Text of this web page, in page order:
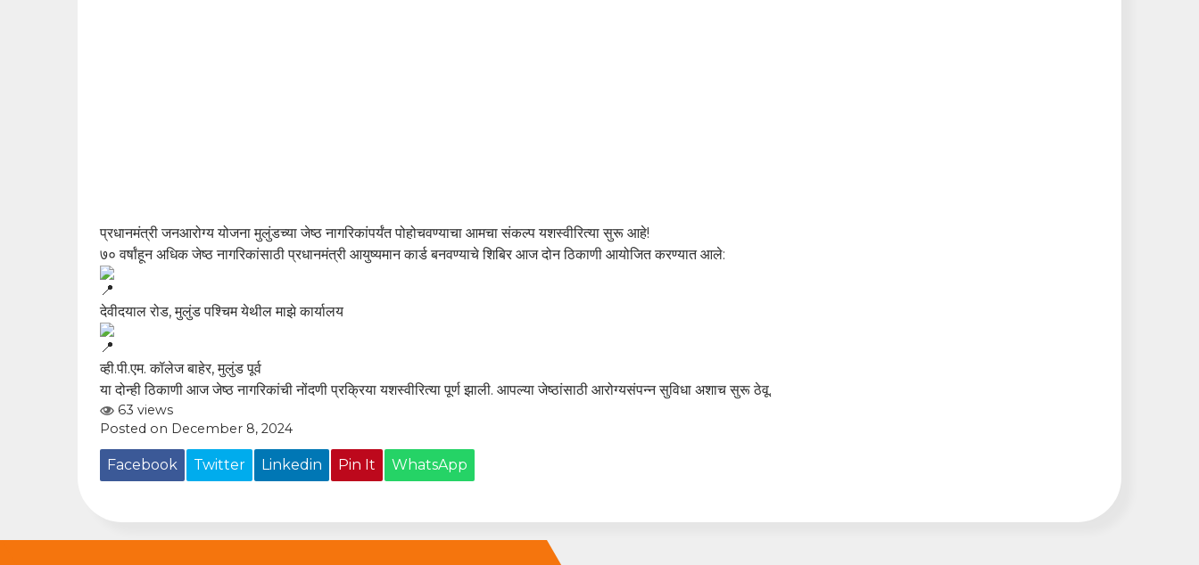
प्रधानमंत्री जनआरोग्य योजना मुलुंडच्या जेष्ठ नागरिकांपर्यंत पोहोचवण्याचा आमचा संकल्प यशस्वीरित्या सुरू आहे!
७० वर्षांहून अधिक जेष्ठ नागरिकांसाठी प्रधानमंत्री आयुष्यमान कार्ड बनवण्याचे शिबिर आज दोन ठिकाणी आयोजित करण्यात आले:
देवीदयाल रोड, मुलुंड पश्चिम येथील माझे कार्यालय
व्ही.पी.एम. कॉलेज बाहेर, मुलुंड पूर्व
या दोन्ही ठिकाणी आज जेष्ठ नागरिकांची नोंदणी प्रक्रिया यशस्वीरित्या पूर्ण झाली. आपल्या जेष्ठांसाठी आरोग्यसंपन्न सुविधा अशाच सुरू ठेवू.
63 views
Posted on December 8, 2024
Facebook Twitter Linkedin Pin It WhatsApp